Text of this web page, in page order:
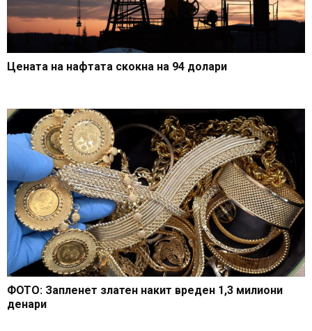
Цената на нафтата скокна на 94 долари
ФОТО: Запленет златен накит вреден 1,3 милиони
денари